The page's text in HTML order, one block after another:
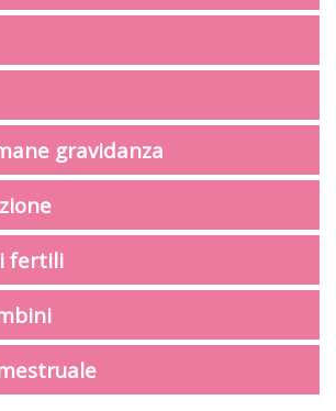
gravidanza
fertili